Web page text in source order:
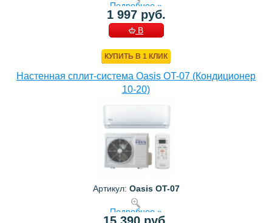
Подробнее »
1 997 руб.
В
КУПИТЬ В 1 КЛИК
Настенная сплит-система Oasis OT-07 (Кондиционер
10-20)
Артикул: Oasis OT-07
Подробнее »